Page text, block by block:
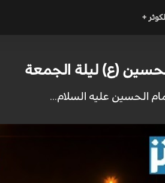
+
(ع) ليلة الجمعة
الحسين عليه السلام...